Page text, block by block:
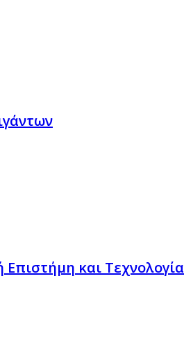
Επιστήμη και Τεχνολογία